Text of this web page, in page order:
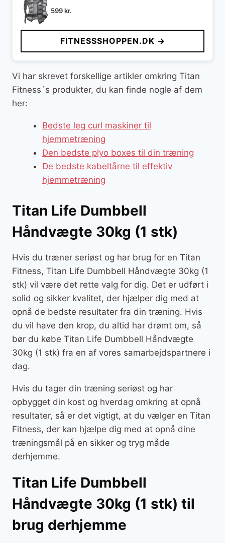
599kr.
FITNESSSHOPPEN.DK →
Vi har skrevet forskellige artikler omkring Titan
Fitness´s produkter, du kan finde nogle af dem
her:
Bedste leg curl maskiner til
hjemmetræning
Den bedste plyo boxes til din træning
De bedste kabeltårne til effektiv
hjemmetræning
Titan Life Dumbbell
Håndvægte 30kg (1 stk)
Hvis du træner seriøst og har brug for en Titan
Fitness, Titan Life Dumbbell Håndvægte 30kg (1
stk) vil være det rette valg for dig. Det er udført i
solid og sikker kvalitet, der hjælper dig med at
opnå de bedste resultater fra din træning. Hvis
du vil have den krop, du altid har drømt om, så
bør du købe Titan Life Dumbbell Håndvægte
30kg (1 stk) fra en af vores samarbejdspartnere i
dag.
Hvis du tager din træning seriøst og har
opbygget din kost og hverdag omkring at opnå
resultater, så er det vigtigt, at du vælger en Titan
Fitness, der kan hjælpe dig med at opnå dine
træningsmål på en sikker og tryg måde
derhjemme.
Titan Life Dumbbell
Håndvægte 30kg (1 stk) til
brug derhjemme